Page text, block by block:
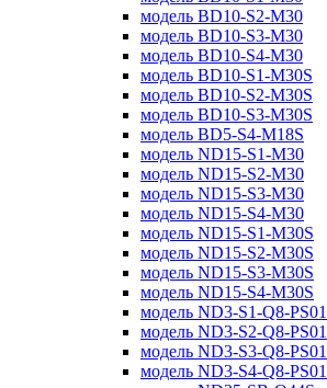
модель BD10-S2-M30
модель BD10-S3-M30
модель BD10-S4-M30
модель BD10-S1-M30S
модель BD10-S2-M30S
модель BD10-S3-M30S
модель BD5-S4-M18S
модель ND15-S1-M30
модель ND15-S2-M30
модель ND15-S3-M30
модель ND15-S4-M30
модель ND15-S1-M30S
модель ND15-S2-M30S
модель ND15-S3-M30S
модель ND15-S4-M30S
модель ND3-S1-Q8-PS01
модель ND3-S2-Q8-PS01
модель ND3-S3-Q8-PS01
модель ND3-S4-Q8-PS01